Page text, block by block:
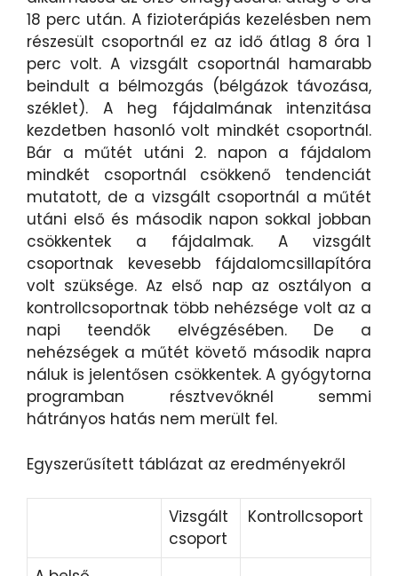
18 perc után. A fizioterápiás kezelésben nem
részesült csoportnál ez az idő átlag 8 óra 1
perc volt. A vizsgált csoportnál hamarabb
beindult a bélmozgás (bélgázok távozása,
széklet). A heg fájdalmának intenzitása
kezdetben hasonló volt mindkét csoportnál.
Bár a műtét utáni 2. napon a fájdalom
mindkét csoportnál csökkenő tendenciát
mutatott, de a vizsgált csoportnál a műtét
utáni első és második napon sokkal jobban
csökkentek a fájdalmak. A vizsgált
csoportnak kevesebb fájdalomcsillapítóra
volt szüksége. Az első nap az osztályon a
kontrollcsoportnak több nehézsége volt az a
napi teendők elvégzésében. De a
nehézségek a műtét követő második napra
náluk is jelentősen csökkentek. A gyógytorna
programban résztvevőknél semmi
hátrányos hatás nem merült fel.
Egyszerűsített táblázat az eredményekről
Vizsgált
csoport
Kontrollcsoport